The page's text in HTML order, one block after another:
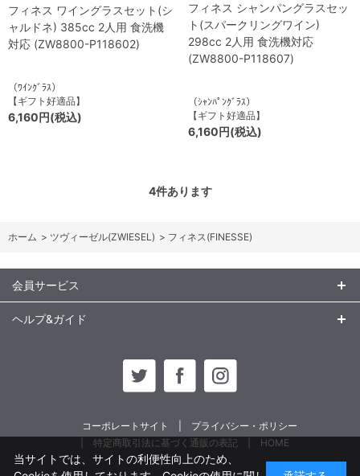
フィネス ワイングラスセット(シ
ャルドネ) 385cc 2人用 食洗機
対応 (ZW8800-P118602)
（ﾜｲﾝｸﾞﾗｽ）
【ギフト好適品】
6,160円(税込)
フィネス シャンパングラスセッ
ト(スパークリングワイン)
298cc 2人用 食洗機対応
(ZW8800-P118607)
（ｼｬﾝﾊﾟﾝｸﾞﾗｽ）
【ギフト好適品】
6,160円(税込)
4件あります
ホーム > ツヴィーゼル(ZWIESEL) > フィネス(FINESSE)
会員サービス
ヘルプ&ガイド
コーポレートサイト
プライバシー・ポリシー
特定商取引法に基づく通販の表記
HOME
当サイトでは、サイトの利便性向上のため、